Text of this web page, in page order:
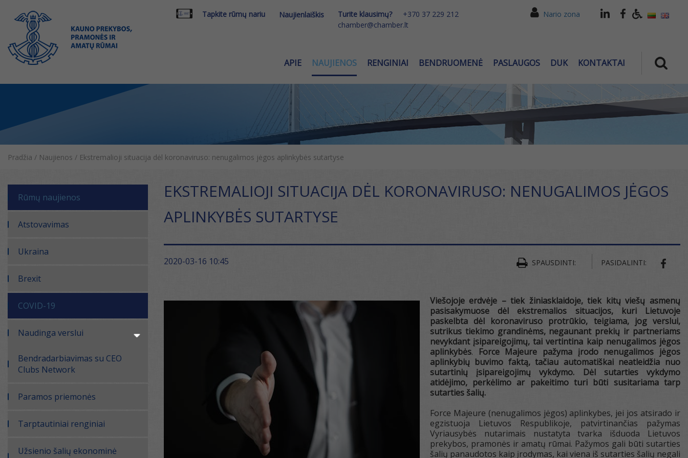
Tapkite rūmų nariu Naujienlaiškis Turite klausimų?
+370 37 229 212
chamber@chamber.lt
Nario zona
APIE NAUJIENOS RENGINIAI BENDRUOMENĖ PASLAUGOS DUK KONTAKTAI
Pradžia / Naujienos / Ekstremalioji situacija dėl koronaviruso: nenugalimos jėgos aplinkybės sutartyse
Rūmų naujienos
Atstovavimas
Ukraina
Brexit
COVID-19
Naudinga verslui
Bendradarbiavimas su CEO
Clubs Network
Paramos priemonės
Tarptautiniai renginiai
Užsienio šalių ekonominė
EKSTREMALIOJI SITUACIJA DĖL KORONAVIRUSO: NENUGALIMOS JĖGOS
APLINKYBĖS SUTARTYSE
2020-03-16 10:45 SPAUSDINTI: PASIDALINTI:
Viešojoje erdvėje – tiek žiniasklaidoje, tiek kitų viešų asmenų
pasisakymuose dėl ekstremalios situacijos, kuri Lietuvoje
paskelbta dėl koronaviruso protrūkio, teigiama, jog verslui,
sutrikus tiekimo grandinėms, negaunant prekių ir partneriams
nevykdant įsipareigojimų, tai vertintina kaip nenugalimos jėgos
aplinkybės. Force Majeure pažyma įrodo nenugalimos jėgos
aplinkybių buvimo faktą, tačiau automatiškai neatleidžia nuo
sutartinių įsipareigojimų vykdymo. Dėl sutarties vykdymo
atidėjimo, perkėlimo ar pakeitimo turi būti susitariama tarp
sutarties šalių.
Force Majeure (nenugalimos jėgos) aplinkybes, jei jos atsirado ir
egzistuoja Lietuvos Respublikoje, patvirtinančias pažymas
Vyriausybės nutarimais nustatyta tvarka išduoda Lietuvos
prekybos, pramonės ir amatų rūmai. Pažymos gali būti sutarties
šalių panaudotos kaip įrodymas, kai viena iš sutarties šalių negali